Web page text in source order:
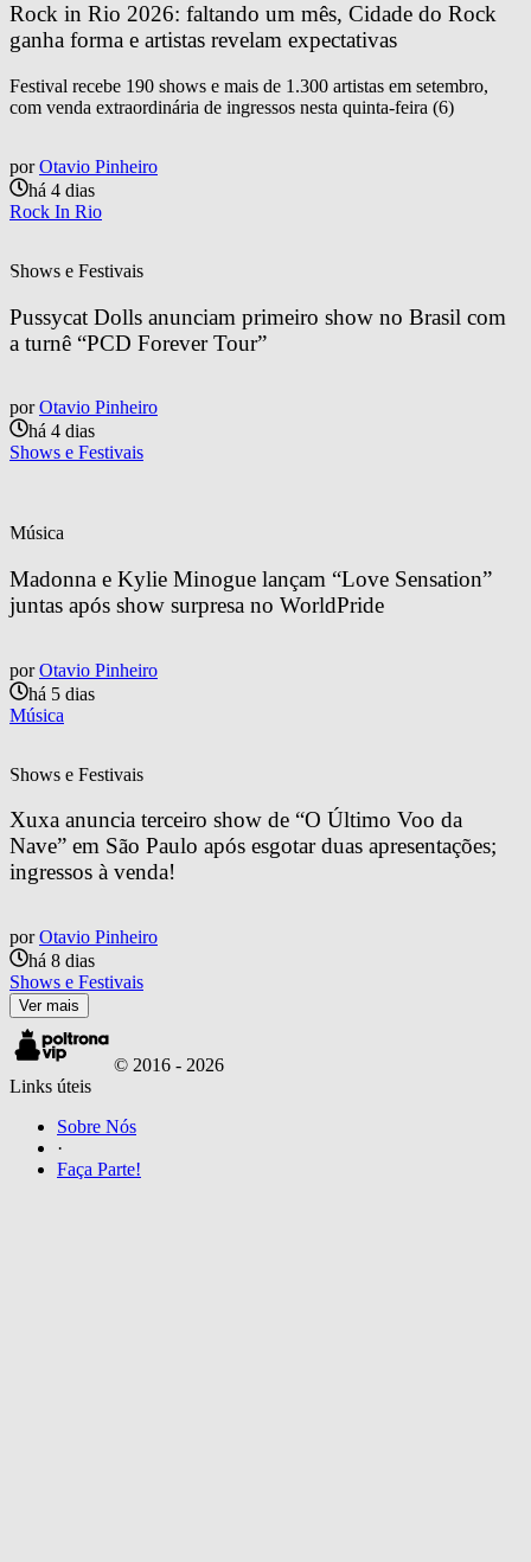
Rock in Rio 2026: faltando um mês, Cidade do Rock
ganha forma e artistas revelam expectativas
Festival recebe 190 shows e mais de 1.300 artistas em setembro,
com venda extraordinária de ingressos nesta quinta-feira (6)
por Otavio Pinheiro
há 4 dias
Rock In Rio
Shows e Festivais
Pussycat Dolls anunciam primeiro show no Brasil com
a turnê “PCD Forever Tour”
por Otavio Pinheiro
há 4 dias
Shows e Festivais
Música
Madonna e Kylie Minogue lançam “Love Sensation”
juntas após show surpresa no WorldPride
por Otavio Pinheiro
há 5 dias
Música
Shows e Festivais
Xuxa anuncia terceiro show de “O Último Voo da
Nave” em São Paulo após esgotar duas apresentações;
ingressos à venda!
por Otavio Pinheiro
há 8 dias
Shows e Festivais
Ver mais
© 2016 - 2026
Links úteis
Sobre Nós
·
Faça Parte!